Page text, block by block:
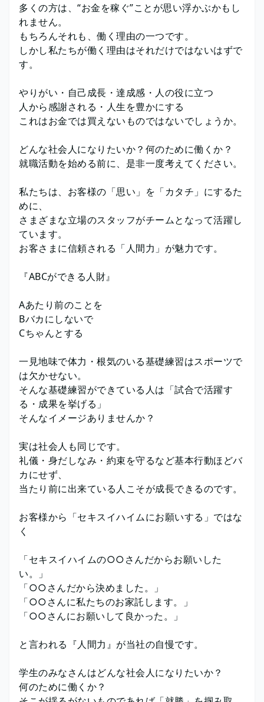
多くの方は、“お金を稼ぐ”ことが思い浮かぶかもし
れません。
もちろんそれも、働く理由の一つです。
しかし私たちが働く理由はそれだけではないはずで
す。
やりがい・自己成長・達成感・人の役に立つ
人から感謝される・人生を豊かにする
これはお金では買えないものではないでしょうか。
どんな社会人になりたいか？何のために働くか？
就職活動を始める前に、是非一度考えてください。
私たちは、お客様の「思い」を「カタチ」にするた
めに、
さまざまな立場のスタッフがチームとなって活躍し
ています。
お客さまに信頼される「人間力」が魅力です。
『ABCができる人財』
Aあたり前のことを
Bバカにしないで
Cちゃんとする
一見地味で体力・根気のいる基礎練習はスポーツで
は欠かせない。
そんな基礎練習ができている人は「試合で活躍す
る・成果を挙げる」
そんなイメージありませんか？
実は社会人も同じです。
礼儀・身だしなみ・約束を守るなど基本行動ほどバ
カにせず、
当たり前に出来ている人こそが成長できるのです。
お客様から「セキスイハイムにお願いする」ではな
く
「セキスイハイムの○○さんだからお願いした
い。」
「○○さんだから決めました。」
「○○さんに私たちのお家託します。」
「○○さんにお願いして良かった。」
と言われる『人間力』が当社の自慢です。
学生のみなさんはどんな社会人になりたいか？
何のために働くか？